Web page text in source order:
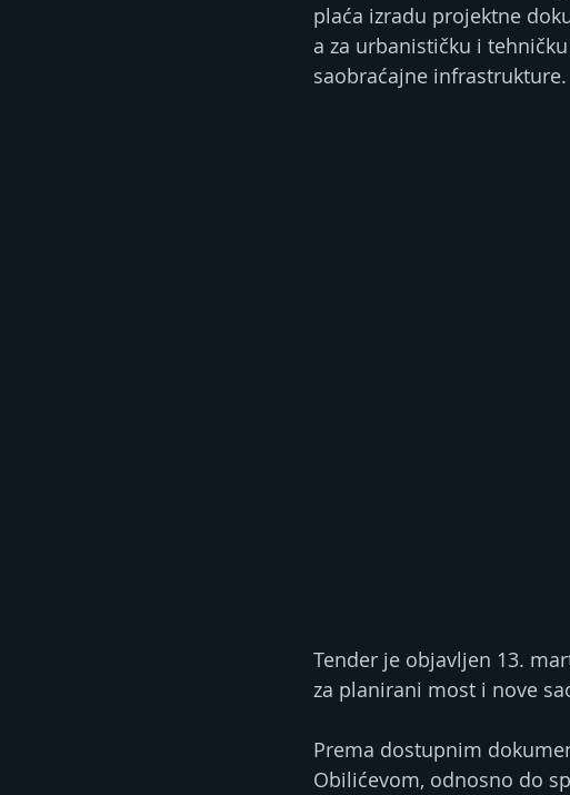
plaća izradu projektne
a za urbanističku i
saobraćajne infrastrukture.
Tender je objavljen 13.
za planirani most i nove
Prema dostupnim
Obilićevom, odnosno do